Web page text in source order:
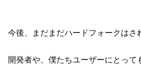
今後、まだまだハードフォークはさ
開発者や、僕たちユーザーにとって